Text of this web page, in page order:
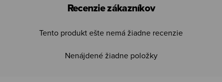
Recenzie zákazníkov
Tento produkt ešte nemá žiadne recenzie
Nenájdené žiadne položky